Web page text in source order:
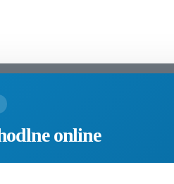
online